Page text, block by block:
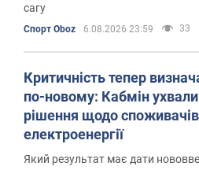
сагу
Спорт Oboz 6.08.2026 23:59 33
Критичність тепер
по-новому: Кабмін
рішення щодо споживачів
електроенергії
Який результат має дати